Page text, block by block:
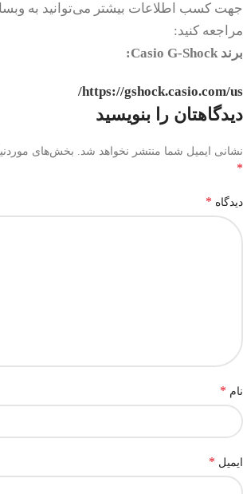
جهت کسب اطلاعات بیشتر می‌توانید به
مراجعه کنید:
برند Casio G-Shock:
https://gshock.casio.com/us/
دیدگاهتان را بنویسید
نشانی ایمیل شما منتشر نخواهد شد. بخش‌های
*
دیدگاه *
نام *
ایمیل *